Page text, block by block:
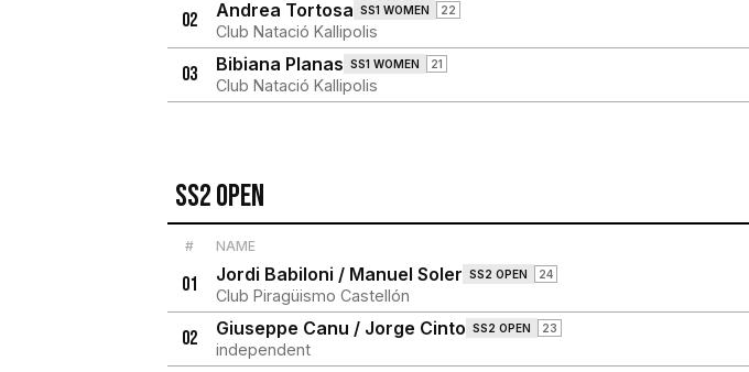
02 Andrea Tortosa SS1 WOMEN 22
Club Natació Kallipolis
03 Bibiana Planas SS1 WOMEN 21
Club Natació Kallipolis
Ss2 Open
# NAME
01 Jordi Babiloni / Manuel Soler SS2 OPEN 24
Club Piragüismo Castellón
02 Giuseppe Canu / Jorge Cinto SS2 OPEN 23
independent